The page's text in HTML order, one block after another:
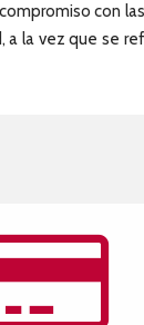
con
la vez que se